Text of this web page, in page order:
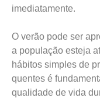
imediatamente.
O verão pode ser
a população esteja
hábitos simples de
quentes é
qualidade de vida